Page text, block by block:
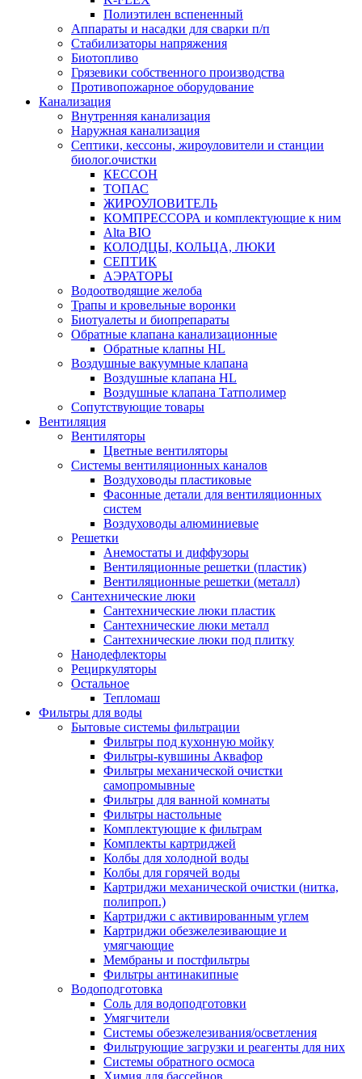
Полиэтилен вспененный
Аппараты и насадки для сварки п/п
Стабилизаторы напряжения
Биотопливо
Грязевики собственного производства
Противопожарное оборудование
Канализация
Внутренняя канализация
Наружная канализация
Септики, кессоны, жироуловители и станции
биолог.очистки
КЕССОН
ТОПАС
ЖИРОУЛОВИТЕЛЬ
КОМПРЕССОРА и комплектующие к ним
Alta BIO
КОЛОДЦЫ, КОЛЬЦА, ЛЮКИ
СЕПТИК
АЭРАТОРЫ
Водоотводящие желоба
Трапы и кровельные воронки
Биотуалеты и биопрепараты
Обратные клапана канализационные
Обратные клапны HL
Воздушные вакуумные клапана
Воздушные клапана HL
Воздушные клапана Татполимер
Сопутствующие товары
Вентиляция
Вентиляторы
Цветные вентиляторы
Системы вентиляционных каналов
Воздуховоды пластиковые
Фасонные детали для вентиляционных
систем
Воздуховоды алюминиевые
Решетки
Анемостаты и диффузоры
Вентиляционные решетки (пластик)
Вентиляционные решетки (металл)
Сантехнические люки
Сантехнические люки пластик
Сантехнические люки металл
Сантехнические люки под плитку
Нанодефлекторы
Рециркуляторы
Остальное
Тепломаш
Фильтры для воды
Бытовые системы фильтрации
Фильтры под кухонную мойку
Фильтры-кувшины Аквафор
Фильтры механической очистки
самопромывные
Фильтры для ванной комнаты
Фильтры настольные
Комплектующие к фильтрам
Комплекты картриджей
Колбы для холодной воды
Колбы для горячей воды
Картриджи механической очистки (нитка,
полипроп.)
Картриджи с активированным углем
Картриджи обезжелезивающие и
умягчающие
Мембраны и постфильтры
Фильтры антинакипные
Водоподготовка
Соль для водоподготовки
Умягчители
Системы обезжелезивания/осветления
Фильтрующие загрузки и реагенты для них
Системы обратного осмоса
Химия для бассейнов